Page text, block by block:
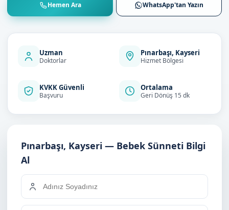
Hemen Ara WhatsApp'tan Yazın
Uzman
Doktorlar
Pınarbaşı, Kayseri
Hizmet Bölgesi
KVKK Güvenli
Başvuru
Ortalama
Geri Dönüş 15 dk
Pınarbaşı, Kayseri — Bebek Sünneti Bilgi
Al